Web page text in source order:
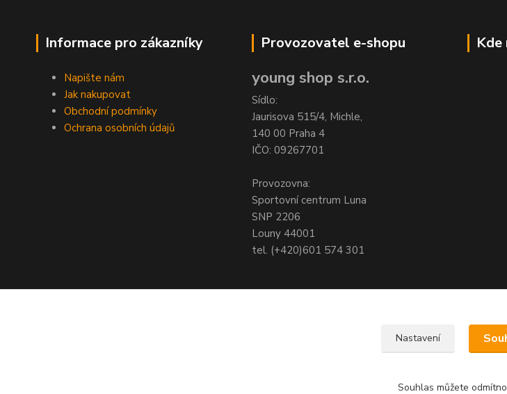
Informace pro zákazníky
Napište nám
Jak nakupovat
Obchodní podmínky
Ochrana osobních údajů
Provozovatel e-shopu
young shop s.r.o.
Sídlo:
Jaurisova 515/4, Michle,
140 00 Praha 4
IČO: 09267701
Provozovna:
Sportovní centrum Luna
SNP 2206
Louny 44001
tel. (+420)601 574 301
Kde
Nastavení
Souhlas můžete